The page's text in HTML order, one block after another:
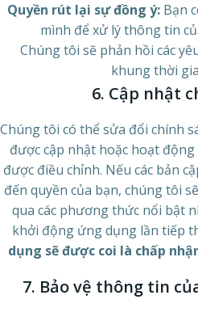
Quyền rút lại sự đồng ý:Bạn
mình để xử lý thông tin
Chúng tôi sẽ phản hồi các
khung thời
6. Cập nhật
Chúng tôi có thể sửa đổi chính
được cập nhật hoặc hoạt
được điều chỉnh. Nếu các bản
đến quyền của bạn, chúng tôi
qua các phương thức nổi bật
khởi động ứng dụng lần tiếp
dụng sẽ được coi là chấp
7. Bảo vệ thông tin